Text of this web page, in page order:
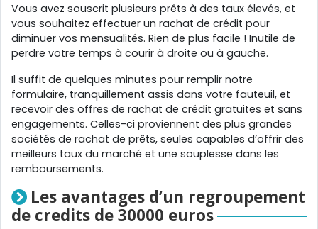
Vous avez souscrit plusieurs prêts à des taux élevés, et
vous souhaitez effectuer un rachat de crédit pour
diminuer vos mensualités. Rien de plus facile ! Inutile de
perdre votre temps à courir à droite ou à gauche.
Il suffit de quelques minutes pour remplir notre
formulaire, tranquillement assis dans votre fauteuil, et
recevoir des offres de rachat de crédit gratuites et sans
engagements. Celles-ci proviennent des plus grandes
sociétés de rachat de prêts, seules capables d’offrir des
meilleurs taux du marché et une souplesse dans les
remboursements.
Les avantages d’un regroupement
de credits de 30000 euros